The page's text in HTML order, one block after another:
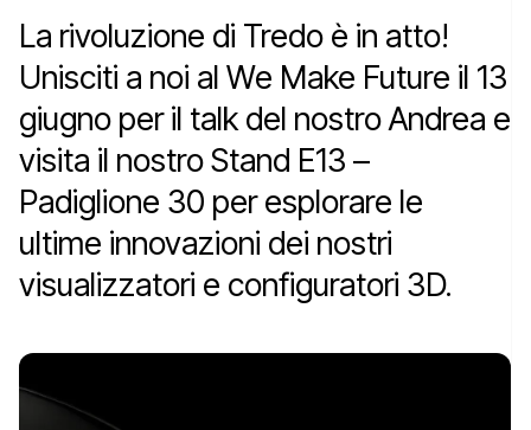
La rivoluzione di Tredo è in atto!
Unisciti a noi al We Make Future il 13
giugno per il talk del nostro Andrea e
visita il nostro Stand E13 –
Padiglione 30 per esplorare le
ultime innovazioni dei nostri
visualizzatori e configuratori 3D.